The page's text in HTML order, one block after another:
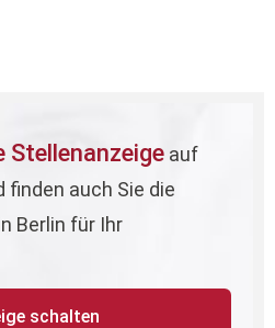
Stellenanzeige auf
finden auch Sie die
Berlin für Ihr
schalten